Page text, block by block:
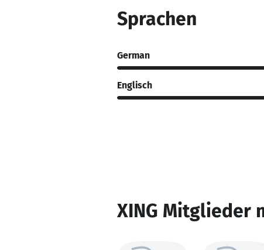
Sprachen
German
Englisch
XING Mitglieder